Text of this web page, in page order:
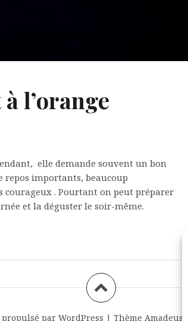
l’orange
elle demande souvent un bon
repos importants, beaucoup
courageux . Pourtant on peut préparer
et la déguster le soir-même.
par WordPress | Thème Amadeus